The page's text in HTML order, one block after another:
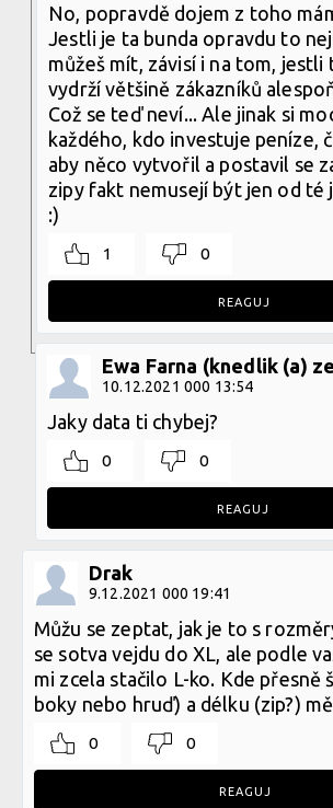
No, popravdě dojem z toho
Jestli je ta bunda opravdu to
můžeš mít, závisí i na tom, jestli
vydrží většině zákazníků
Což se teď neví... Ale jinak si
každého, kdo investuje peníze,
aby něco vytvořil a postavil se
zipy fakt nemusejí být jen od té
:)
1 0
REAGUJ
Ewa Farna (knedlik (a)
10.12.2021 000 13:54
Jaky data ti chybej?
0 0
REAGUJ
Drak
9.12.2021 000 19:41
Můžu se zeptat, jak je to s
se sotva vejdu do XL, ale podle
mi zcela stačilo L-ko. Kde přesně
boky nebo hruď) a délku (zip?)
0 0
REAGUJ